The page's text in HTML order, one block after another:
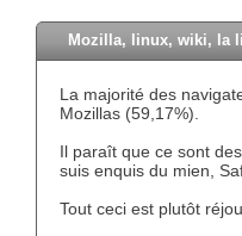
Mozilla, linux, wiki, la
La majorité des
Mozillas (59,17%).
Il paraît que ce sont
suis enquis du mien,
Tout ceci est plutôt